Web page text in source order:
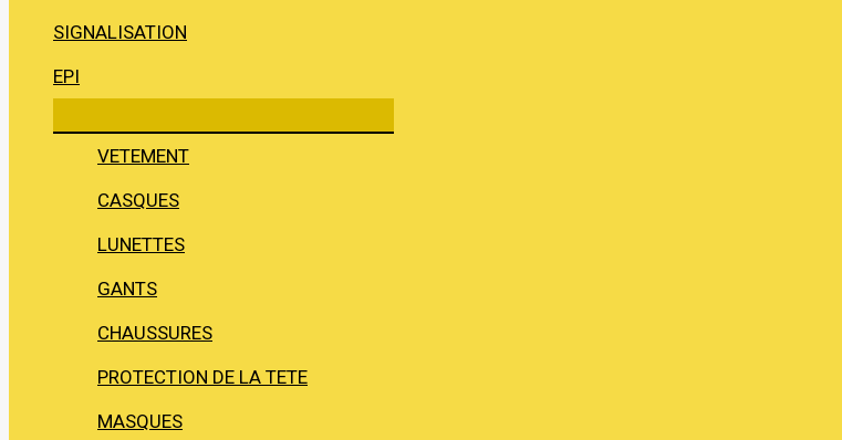
SIGNALISATION
EPI
VETEMENT
CASQUES
LUNETTES
GANTS
CHAUSSURES
PROTECTION DE LA TETE
MASQUES